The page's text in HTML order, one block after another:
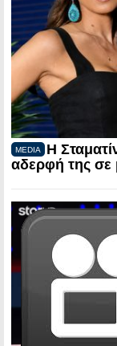
MEDIA
Η
αδερφή της σε